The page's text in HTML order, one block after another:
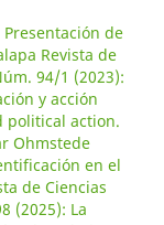
Presentación de
Revista de
94/1 (2023):
y acción
political action.
Ohmstede
en el
de Ciencias
(2025): La